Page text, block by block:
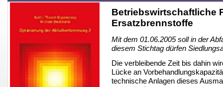
Betriebswirtschaftliche
Ersatzbrennstoffe
Mit dem 01.06.2005 soll in der
diesem Stichtag dürfen
Die verbleibende Zeit bis dahin
Lücke an
technische Anlagen dieses